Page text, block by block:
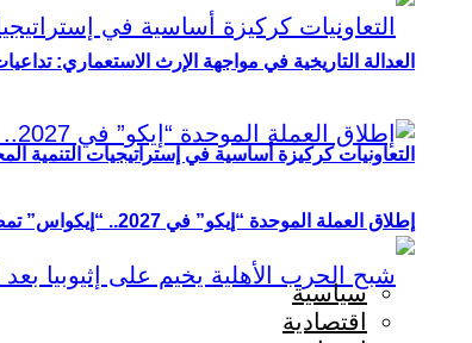
التعاونيات كركيزة أساسية في إستراتيجيات التنمية
العدالة التاريخية في مواجهة الإرث الاستعماري:
إطلاق العملة الموحدة “إيكو” في 2027.. “إيكواس” تمضي قدمًا دون انتظار
سياسية
اقتصادية